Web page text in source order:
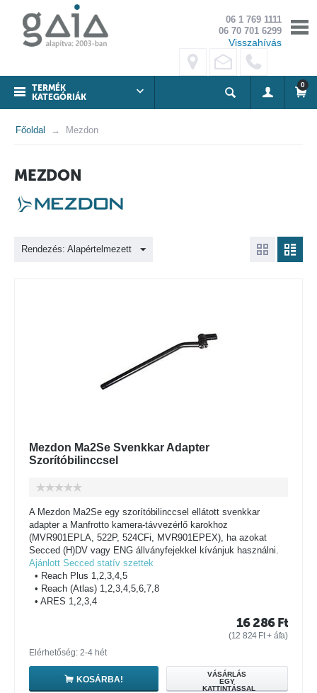
06 1 769 1111
06 70 701 6299
Visszahívás
TERMÉK
KATEGÓRIÁK
0
Főoldal Mezdon
MEZDON
Rendezés: Alapértelmezett
Mezdon Ma2Se Svenkkar Adapter
Szorítóbilinccsel
A Mezdon Ma2Se egy szorítóbilinccsel ellátott svenkkar
adapter a Manfrotto kamera-távvezérlő karokhoz
(MVR901EPLA, 522P, 524CFi, MVR901EPEX), ha azokat
Secced (H)DV vagy ENG állványfejekkel kívánjuk használni.
Ajánlott Secced statív szettek
• Reach Plus 1,2,3,4,5
• Reach (Atlas) 1,2,3,4,5,6,7,8
• ARES 1,2,3,4
16 286 Ft
(12 824 Ft+ áfa)
Elérhetőség: 2-4 hét
KOSÁRBA!
VÁSÁRLÁS
EGY
KATTINTÁSSAL